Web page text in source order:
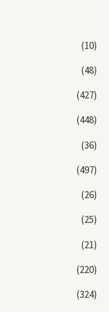
(10)
(48)
(427)
(448)
(36)
(497)
(26)
(25)
(21)
(220)
(324)